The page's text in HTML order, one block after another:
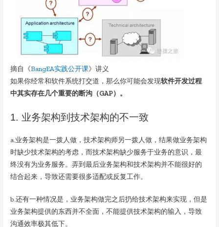
摘自《BangEA实践公开课》讲义
如果你经常和软件系统打交道，那么你可能会发现软件开发过程
中其实存在几个重要的断沟（GAP）。
1. 业务架构到技术架构的不一致
a.业务架构是一拨人做，技术架构师另一拨人做，结果做业务架构
时缺少技术架构的考虑，而技术架构缺少服务于业务的意识，最
终没有为业务服务。弄到最后业务架构和技术架构并不能很好的
结合起来，导致还需要很多适配或反复工作。
b.还有一种情况是，业务架构做完之后扔给技术架构来实现，但是
业务架构提供的东西并不全面，不能提供技术架构的输入，导致
沟通效率极其低下。